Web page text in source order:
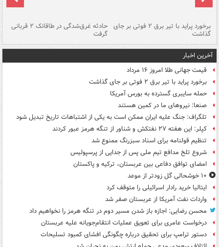
برخورد پراید با تیر برق ۲ فوتی بر جای
گذاشت
حادثه غرق‌شدگی در طاقانک ۲ قربانی
گرفت
آخرین اخبار
قیمت جهانی طلا امروز ۱۶ مرداد
برخورد پراید با تیر برق ۲ فوتی بر جای گذاشت
حمله سایبری گسترده به بورس آمریکا
صنعا: نیروهای ما در کمین‌ هستند
تلگراف: جنگ علیه ایران ممکن است به یکی از اشتباهات تاریخ تبدیل شود
کپلر: این هفته ۲۷ نفتکش و شناور از تنگه هرمز عبور کردند
تنظیم قولنامه برای اسناد سبزرنگ ممنوع شد
شروع تلخ مدافع تیم ملی پس از جدایی از پرسپولیس
امضای توافق دفاعی بین عربستان، ترکیه و پاکستان
۱۰ خوشحالی گل زودتر از موعد
ایتالیا خرید رادار اسرائیلی را متوقف کرد
واردات نفت آمریکا از عربستان صفر شد
محسن رضایی: اجازه باز شدن مسیر دوم در تنگه هرمز را نخواهیم داد
درخواست عامری برای تعویق عملیات انتقام‌جویانه علیه عربستان
دستور ترامپ برای تحقیق درباره چگونگی افشای کمبود تسلیحات